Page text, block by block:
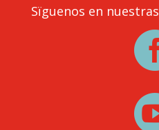
Sïguenos en